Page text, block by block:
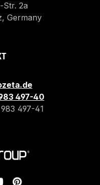
Str. 2a
Germany
497-40
497-41